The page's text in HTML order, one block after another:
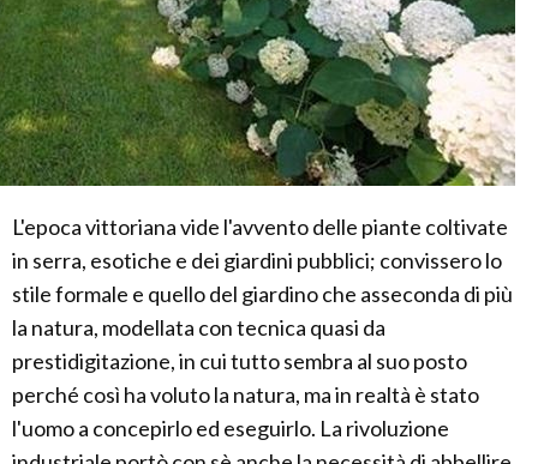
L'epoca vittoriana vide l'avvento delle piante coltivate
in serra, esotiche e dei giardini pubblici; convissero lo
stile formale e quello del giardino che asseconda di più
la natura, modellata con tecnica quasi da
prestidigitazione, in cui tutto sembra al suo posto
perché così ha voluto la natura, ma in realtà è stato
l'uomo a concepirlo ed eseguirlo. La rivoluzione